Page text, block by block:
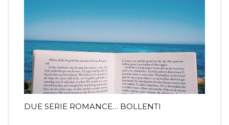
DUE SERIE ROMANCE… BOLLENTI